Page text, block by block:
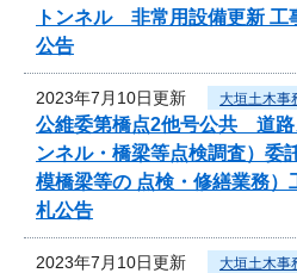
トンネル 非常用設備更新 工
公告
2023年7月10日更新 大垣土木事
公維委第橋点2他号公共 道路
ンネル・橋梁等点検調査）委
模橋梁等の 点検・修繕業務）
札公告
2023年7月10日更新 大垣土木事